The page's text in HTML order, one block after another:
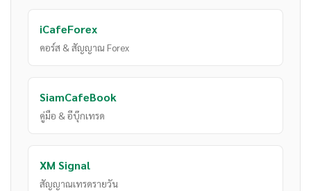
iCafeForex
คอร์ส & สัญญาณ Forex
SiamCafeBook
คู่มือ & อีบุ๊กเทรด
XM Signal
สัญญาณเทรดรายวัน